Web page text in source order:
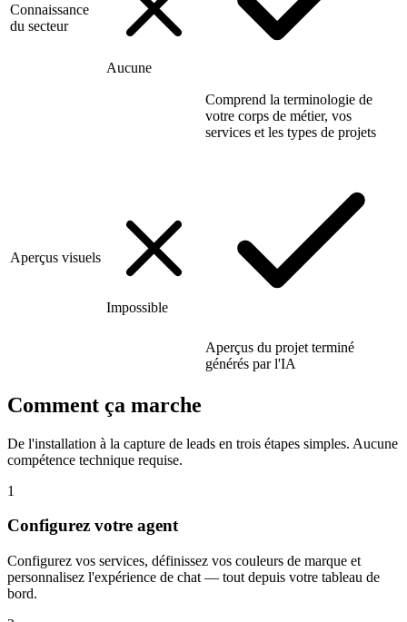
Connaissance
du secteur
Aucune
Comprend la terminologie de
votre corps de métier, vos
services et les types de projets
Aperçus visuels
Impossible
Aperçus du projet terminé
générés par l'IA
Comment ça marche
De l'installation à la capture de leads en trois étapes simples. Aucune
compétence technique requise.
1
Configurez votre agent
Configurez vos services, définissez vos couleurs de marque et
personnalisez l'expérience de chat — tout depuis votre tableau de
bord.